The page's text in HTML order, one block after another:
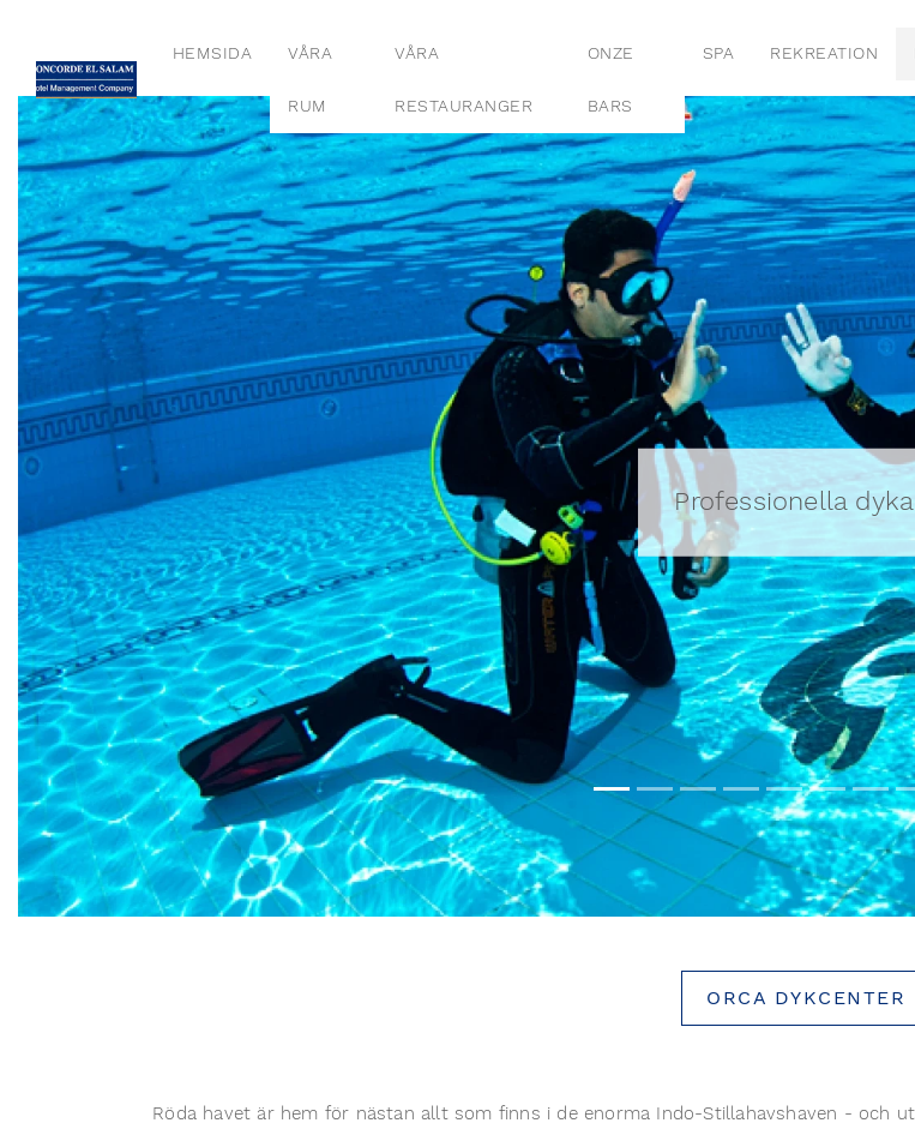
HEMSIDA VÅRA
RUM
VÅRA
RESTAURANGER
ONZE
BARS
SPA REKREATION
Professionella
ORCA DYKCENTER
Röda havet är hem för nästan allt som finns i de enorma Indo-Stillahavshaven - och